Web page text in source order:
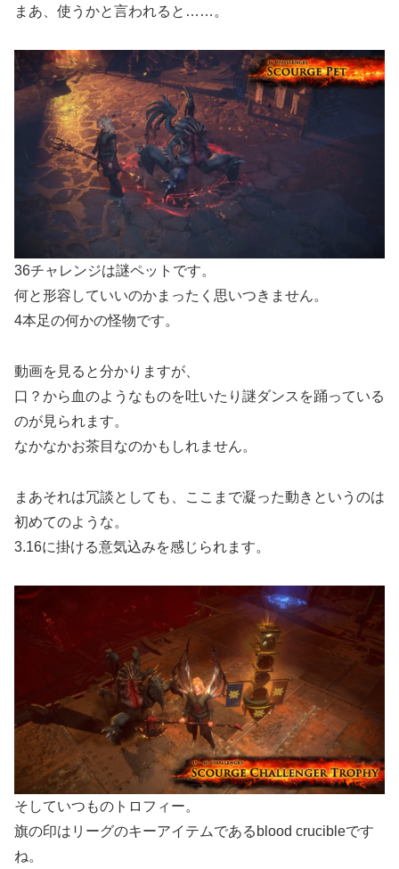
まあ、使うかと言われると……。
36チャレンジは謎ペットです。
何と形容していいのかまったく思いつきません。
4本足の何かの怪物です。
動画を見ると分かりますが、
口？から血のようなものを吐いたり謎ダンスを踊っている
のが見られます。
なかなかお茶目なのかもしれません。
まあそれは冗談としても、ここまで凝った動きというのは
初めてのような。
3.16に掛ける意気込みを感じられます。
そしていつものトロフィー。
旗の印はリーグのキーアイテムであるblood crucibleです
ね。